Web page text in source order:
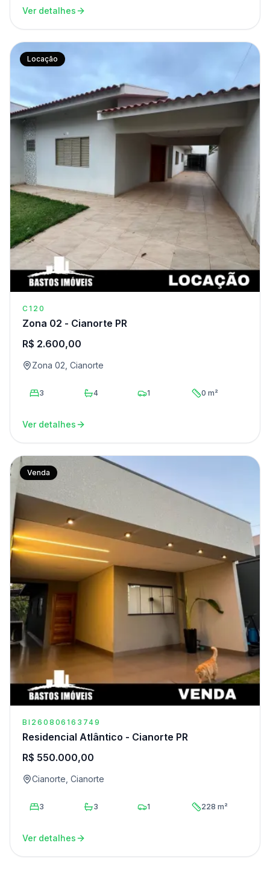
Ver detalhes
Locação
C120
Zona 02 - Cianorte PR
R$ 2.600,00
Zona 02, Cianorte
3 4 1 0 m²
Ver detalhes
Venda
BI260806163749
Residencial Atlântico - Cianorte PR
R$ 550.000,00
Cianorte, Cianorte
3 3 1 228 m²
Ver detalhes